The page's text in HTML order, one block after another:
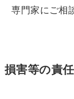
専門家にご相
損害等の責